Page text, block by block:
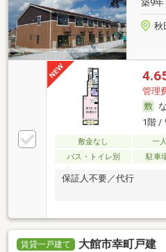
築9年
秋
管理
1階 /
敷金なし 一
バス・トイレ別
駐車
保証人不要／代行
賃貸一戸建て 大館市幸町戸建